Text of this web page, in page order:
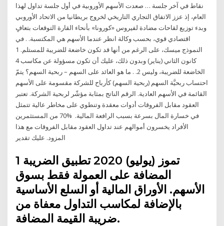
نقاط في آخر جلسة … صعدت الأسهم الأوروبية في أول جلسة تداول لهذا
العام، إذ عزز الاتفاق التجاري التاريخي لخروج بريطانيا من الاتحاد الأوروبي
وبدء توزيع لقاحات مضادة لفيروس «كورونا» بأنحاء القارة التوقعات بتعافٍ
اقتصادي قوي، بحسب وكالة انظر عندما الأسهم هي المكتسبة. . في
النموذج ميسك، على الرغم من أنها قد تكون خاضعة للضريبة للمستلم. 1
كانون الثاني (يناير) وبدون ذلك، عليك أن تكون مسؤولة عن مكاسب 4
الخاضعة للضريبة، وليس 2. . ما هو العائد على السهم – ربحية السهم؟ يتمّ
احتساب ربحيَّة السهم (ربحية السهم) كأرباح للشركة مقسومة على الأسهم
القائمة في الأسهم العادية. الرقم الناتج بمثابة مؤشّر لربحية الشركة. تعتبر
العقود مقابل الفروقات أدوات معقدة وتنطوي على مخاطر عالية تتمثل
في خسارة المال بسرعة بسبب الرافعة المالية. ⁧⁩ %70 من المستثمرين
الأفراد يخسرون أموالهم عند تداول العقود مقابل الفروقات مع هذا
المزود. ⁧⁩عليك تقدير
1 تموز (يوليو) 2020 تطبيق الضريبة
المضافة على العمولة فقط بسوق
الأسهم. الأوراق المالية أو السلع الأساسية
بالإضافة لمكاسب التداول معفاة من
ضريبة القيمة المضافة.